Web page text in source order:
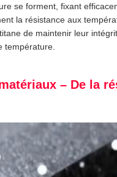
se forment, fixant
la résistance aux
de maintenir leur
température.
– De la